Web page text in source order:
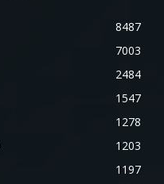
8487
7003
2484
1547
1278
1203
1197